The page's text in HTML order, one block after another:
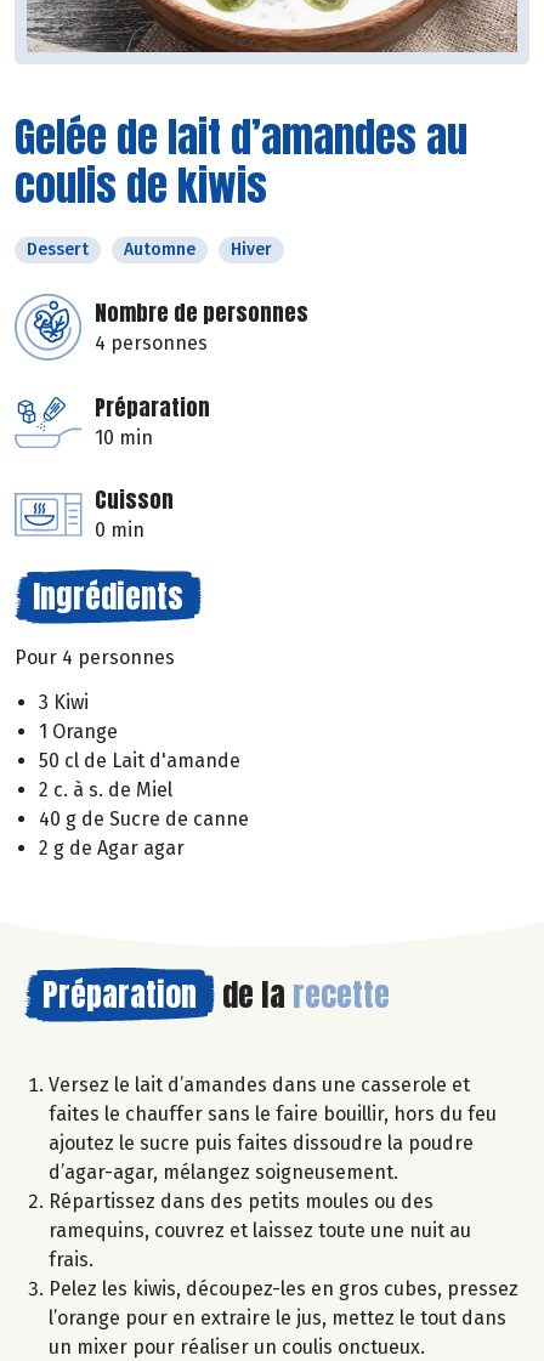
Gelée de lait d’amandes au
coulis de kiwis
Dessert Automne Hiver
Nombre de personnes
4 personnes
Préparation
10 min
Cuisson
0 min
Ingrédients
Pour 4 personnes
3 Kiwi
1 Orange
50 cl de Lait d'amande
2 c. à s. de Miel
40 g de Sucre de canne
2 g de Agar agar
Préparation de la recette
Versez le lait d’amandes dans une casserole et
faites le chauffer sans le faire bouillir, hors du feu
ajoutez le sucre puis faites dissoudre la poudre
d’agar-agar, mélangez soigneusement.
Répartissez dans des petits moules ou des
ramequins, couvrez et laissez toute une nuit au
frais.
Pelez les kiwis, découpez-les en gros cubes, pressez
l’orange pour en extraire le jus, mettez le tout dans
un mixer pour réaliser un coulis onctueux.